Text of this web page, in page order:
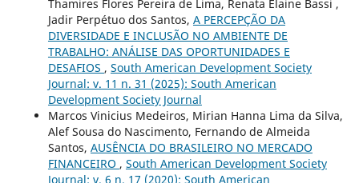
Thamires Flores Pereira de Lima, Renata Elaine Bassi ,
Jadir Perpétuo dos Santos, A PERCEPÇÃO DA
DIVERSIDADE E INCLUSÃO NO AMBIENTE DE
TRABALHO: ANÁLISE DAS OPORTUNIDADES E
DESAFIOS , South American Development Society
Journal: v. 11 n. 31 (2025): South American
Development Society Journal
Marcos Vinicius Medeiros, Mirian Hanna Lima da Silva,
Alef Sousa do Nascimento, Fernando de Almeida
Santos, AUSÊNCIA DO BRASILEIRO NO MERCADO
FINANCEIRO , South American Development Society
Journal: v. 6 n. 17 (2020): South American